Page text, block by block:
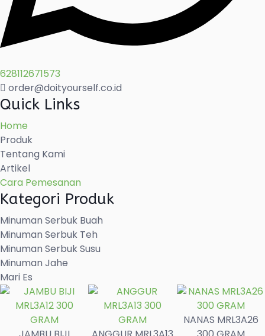
Minuman Jahe
SERBAT HABBATUSSAUDA JTL2A04 500 GRAM
628112671573
order@doityourself.co.id
Quick Links
Home
Produk
Tentang Kami
Artikel
Cara Pemesanan
Kategori Produk
Minuman Serbuk Buah
Minuman Serbuk Teh
Minuman Serbuk Susu
Minuman Jahe
Mari Es
NANAS MRL3A26